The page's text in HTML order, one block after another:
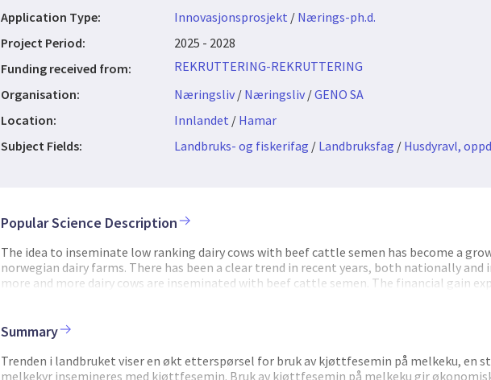
Application Type:
Innovasjonsprosjekt / Nærings-ph.d.
Project Period:
2025 - 2028
Funding received from:
REKRUTTERING-REKRUTTERING
Organisation:
Næringsliv/ Næringsliv/GENO SA
Location:
Innlandet / Hamar
Subject Fields:
Landbruks- og fiskerifag / Landbruksfag / Husdyravl,
Popular Science Description
The idea to inseminate low ranking dairy cows with beef cattle semen has become a
norwegian dairy farms. There has been a clear trend in recent years, both nationally
more and more dairy cows are inseminated with beef cattle semen. The financial gain
crossbred animals are not included in these evaluations, but a phenotypic evaluation is
recommending beef semen sires to dairy farmers. This phenotypic evaluation takes a
bulls' offspring from dairy farms, together with information about calving and
improve the documented quality for beef semen that is offered nationally. These are
Summary
Trenden i landbruket viser en økt etterspørsel for bruk av kjøttfesemin på melkeku, en
melkekyr insemineres med kjøttfesemin. Bruk av kjøttfesemin på melkeku gir